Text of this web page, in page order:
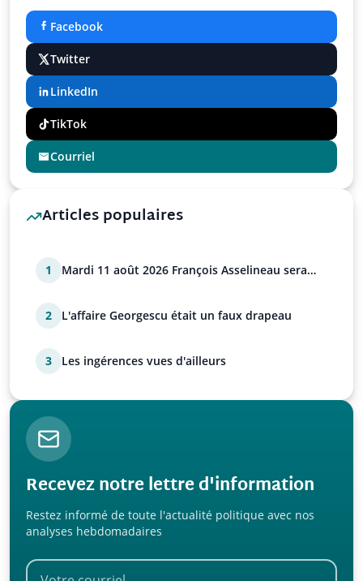
Facebook
Twitter
LinkedIn
TikTok
Courriel
Articles populaires
1
Mardi 11 août 2026 François Asselineau sera
2
L'affaire Georgescu était un faux drapeau
3 Les ingérences vues d'ailleurs
Recevez notre lettre d'information
Restez informé de toute l'actualité politique avec nos
analyses hebdomadaires